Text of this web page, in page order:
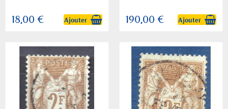
18,00 € Ajouter 190,00 € Ajouter